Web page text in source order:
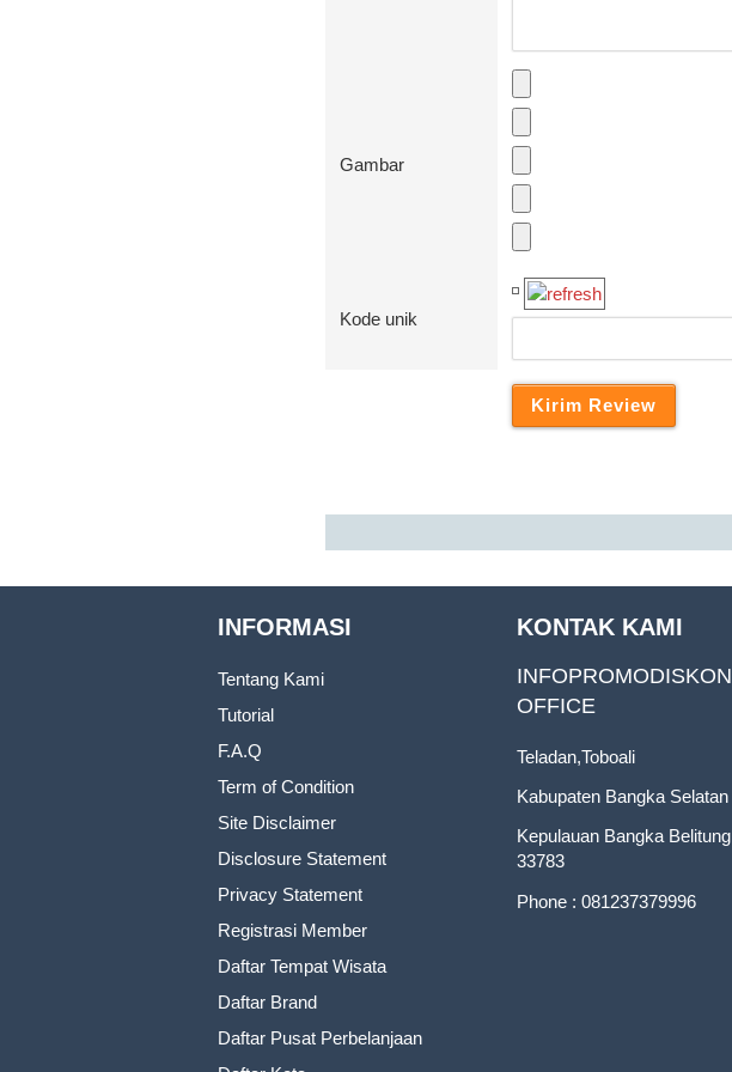
Gambar
Kode unik
INFORMASI
Tentang Kami
Tutorial
F.A.Q
Term of Condition
Site Disclaimer
Disclosure Statement
Privacy Statement
Registrasi Member
Daftar Tempat Wisata
Daftar Brand
Daftar Pusat Perbelanjaan
KONTAK KAMI
INFOPROMODISKON
OFFICE
Teladan,Toboali
Kabupaten Bangka Selatan
Kepulauan Bangka Belitung
33783
Phone : 081237379996